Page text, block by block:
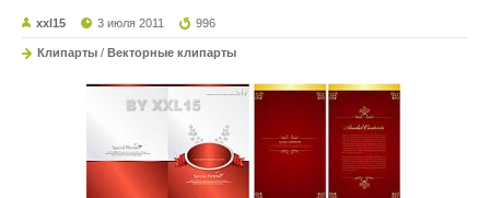
xxl15 3 июля 2011 996
Клипарты / Векторные клипарты